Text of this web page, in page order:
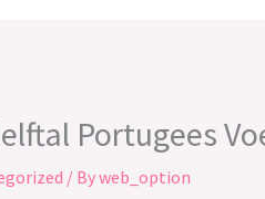
Portugees
/ Byweb_option